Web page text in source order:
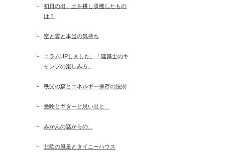
初日の出、土を耕し収穫したもの
は？
空と雲と本当の気持ち
コラムUPしました。「建築士のキ
ャンプの楽しみ方」
秩父の森とエネルギー保存の法則
受験とギターと思い出と...
みかんの話からの...
北欧の風景とタイニーハウス